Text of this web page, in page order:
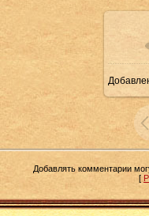
Добавлять комментарии
[